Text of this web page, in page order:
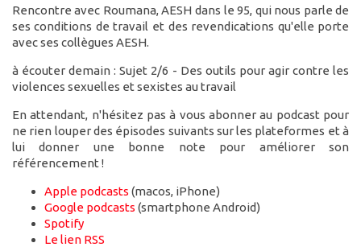
Rencontre avec Roumana, AESH dans le 95, qui nous parle de
ses conditions de travail et des revendications qu'elle porte
avec ses collègues AESH.
à écouter demain : Sujet 2/6 - Des outils pour agir contre les
violences sexuelles et sexistes au travail
En attendant, n'hésitez pas à vous abonner au podcast pour
ne rien louper des épisodes suivants sur les plateformes et à
lui donner une bonne note pour améliorer son
référencement !
Apple podcasts (macos, iPhone)
Google podcasts (smartphone Android)
Spotify
Le lien RSS